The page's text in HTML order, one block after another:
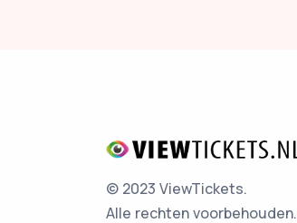
© 2023 ViewTickets.
Alle rechten voorbehouden.